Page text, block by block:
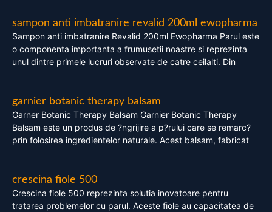
sampon anti imbatranire revalid 200ml ewopharma
Sampon anti imbatranire Revalid 200ml Ewopharma Parul este
o componenta importanta a frumusetii noastre si reprezinta
unul dintre primele lucruri observate de catre ceilalti. Din
garnier botanic therapy balsam
Garner Botanic Therapy Balsam Garnier Botanic Therapy
Balsam este un produs de ?ngrijire a p?rului care se remarc?
prin folosirea ingredientelor naturale. Acest balsam, fabricat
crescina fiole 500
Crescina fiole 500 reprezinta solutia inovatoare pentru
tratarea problemelor cu parul. Aceste fiole au capacitatea de